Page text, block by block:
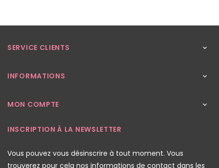
SERVICE CLIENTS 
INFORMATIONS 
MON COMPTE 
INSCRIPTION À LA NEWSLETTER
Vous pouvez vous désinscrire à tout moment. Vous
trouverez pour cela nos informations de contact dans les